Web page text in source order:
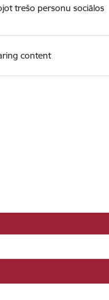
trešo personu sociālos
content